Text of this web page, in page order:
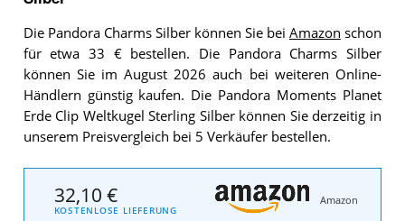
Die Pandora Charms Silber können Sie bei Amazon schon
für etwa 33 € bestellen. Die Pandora Charms Silber
können Sie im August 2026 auch bei weiteren Online-
Händlern günstig kaufen. Die Pandora Moments Planet
Erde Clip Weltkugel Sterling Silber können Sie derzeitig in
unserem Preisvergleich bei 5 Verkäufer bestellen.
32,10 €
KOSTENLOSE LIEFERUNG
Amazon